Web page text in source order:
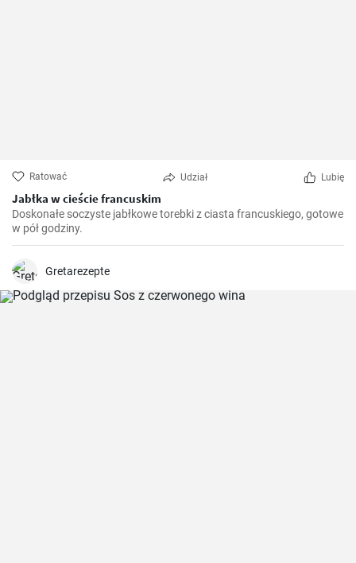
Ratować Udział Lubię
Jabłka w cieście francuskim
Doskonałe soczyste jabłkowe torebki z ciasta francuskiego, gotowe
w pół godziny.
Gretarezepte